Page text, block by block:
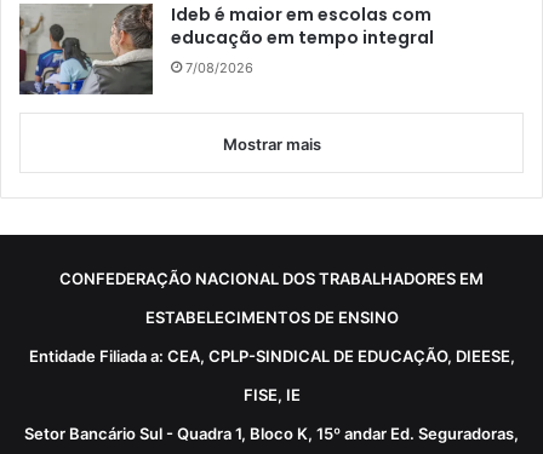
Ideb é maior em escolas com
educação em tempo integral
7/08/2026
Mostrar mais
CONFEDERAÇÃO NACIONAL DOS TRABALHADORES EM
ESTABELECIMENTOS DE ENSINO
Entidade Filiada a: CEA, CPLP-SINDICAL DE EDUCAÇÃO, DIEESE,
FISE, IE
Setor Bancário Sul - Quadra 1, Bloco K, 15º andar Ed. Seguradoras,